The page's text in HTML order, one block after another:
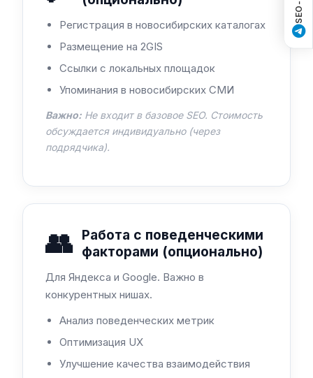
Регистрация в новосибирских каталогах
Размещение на 2GIS
Ссылки с локальных площадок
Упоминания в новосибирских СМИ
Важно: Не входит в базовое SEO. Стоимость
обсуждается индивидуально (через
подрядчика).
👥 Работа с поведенческими
факторами (опционально)
Для Яндекса и Google. Важно в
конкурентных нишах.
Анализ поведенческих метрик
Оптимизация UX
Улучшение качества взаимодействия